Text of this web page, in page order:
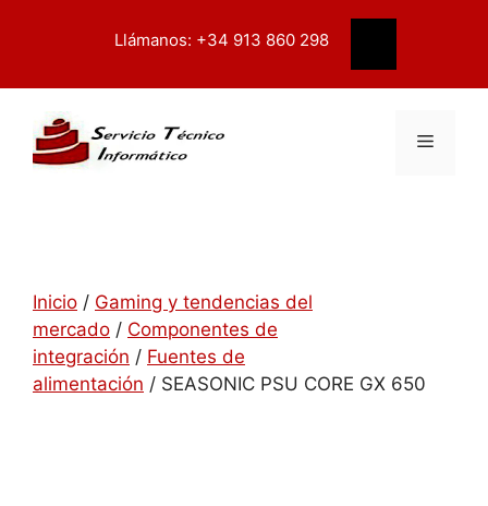
Buscar
Llámanos: +34 913 860 298
Menú
Inicio / Gaming y tendencias del
mercado / Componentes de
integración / Fuentes de
alimentación / SEASONIC PSU CORE GX 650